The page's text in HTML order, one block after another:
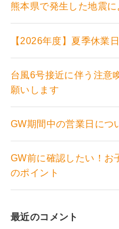
熊本県で発生した地震
【2026年度】夏季休業
台風6号接近に伴う注意
願いします
GW期間中の営業日につ
GW前に確認したい！お
のポイント
最近のコメント